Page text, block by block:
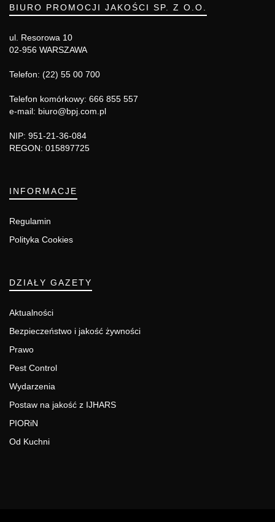
BIURO PROMOCJI JAKOŚCI SP. Z O.O.
ul. Resorowa 10
02-956 WARSZAWA
Telefon: (22) 55 00 700
Telefon komórkowy: 666 855 557
e-mail: biuro@bpj.com.pl
NIP: 951-21-36-084
REGON: 015897725
INFORMACJE
Regulamin
Polityka Cookies
DZIAŁY GAZETY
Aktualności
Bezpieczeństwo i jakość żywności
Prawo
Pest Control
Wydarzenia
Postaw na jakość z IJHARS
PIORiN
Od Kuchni